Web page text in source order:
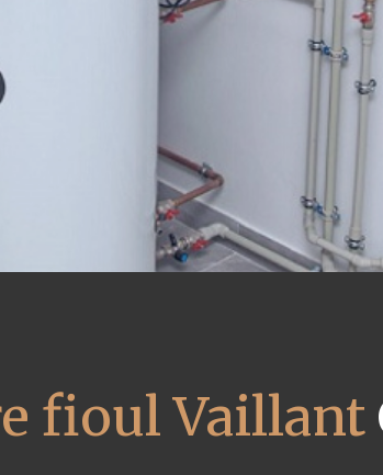
fioul Vaillant